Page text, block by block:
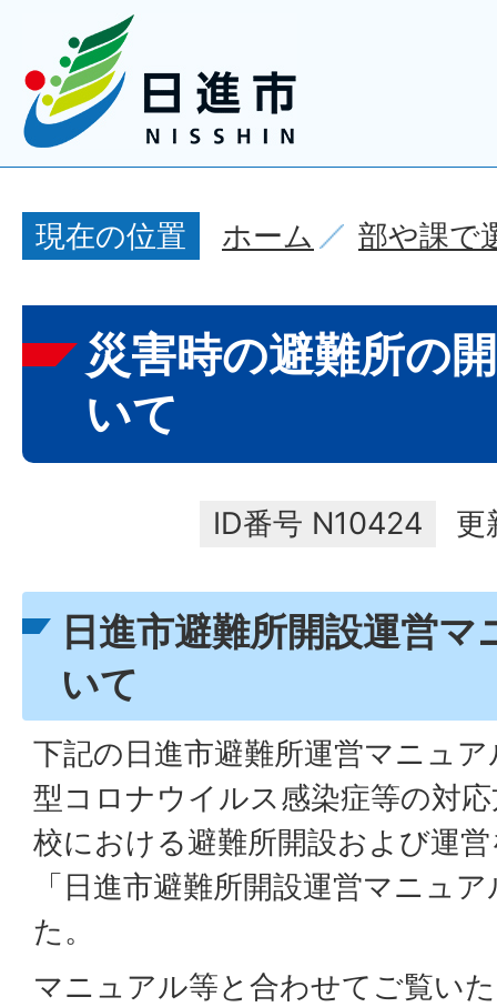
現在の位置 ホーム 部や課で
災害時の避難所の
いて
ID番号 N10424 更
日進市避難所開設運営
いて
下記の日進市避難所運営マニュ
型コロナウイルス感染症等の対
校における避難所開設および運
「日進市避難所開設運営マニュ
た。
マニュアル等と合わせてご覧い